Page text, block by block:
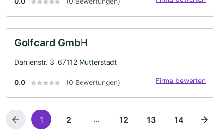
Golfcard GmbH
Dahlienstr. 3, 67112 Mutterstadt
0.0 (0 Bewertungen) Firma bewerten
1 2 ... 12 13 14